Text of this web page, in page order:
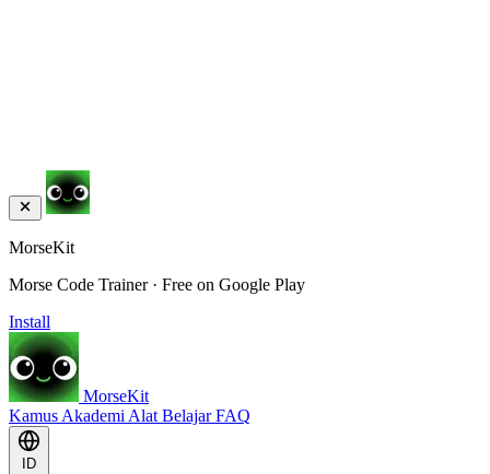
MorseKit
Morse Code Trainer · Free on Google Play
Install
MorseKit
Kamus Akademi Alat BelajarFAQ